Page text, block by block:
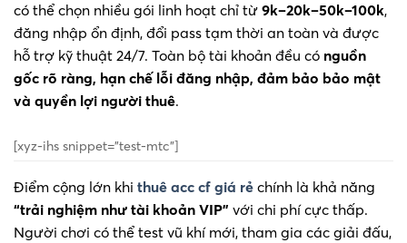
có thể chọn nhiều gói linh hoạt chỉ từ 9k–20k–50k–100k,
đăng nhập ổn định, đổi pass tạm thời an toàn và được
hỗ trợ kỹ thuật 24/7. Toàn bộ tài khoản đều có nguồn
gốc rõ ràng, hạn chế lỗi đăng nhập, đảm bảo bảo mật
và quyền lợi người thuê.
[xyz-ihs snippet=”test-mtc”]
Điểm cộng lớn khi thuê acc cf giá rẻ chính là khả năng
“trải nghiệm như tài khoản VIP” với chi phí cực thấp.
Người chơi có thể test vũ khí mới, tham gia các giải đấu,